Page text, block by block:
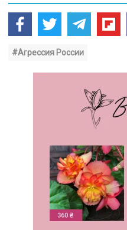
#Агрессия России